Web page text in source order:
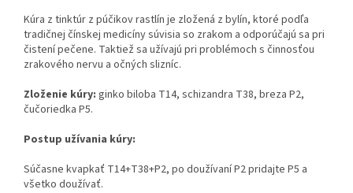
Kúra z tinktúr z púčikov rastlín je zložená z bylín, ktoré podľa
tradičnej čínskej medicíny súvisia so zrakom a odporúčajú sa pri
čistení pečene. Taktiež sa užívajú pri problémoch s činnosťou
zrakového nervu a očných slizníc.
Zloženie kúry: ginko biloba T14, schizandra T38, breza P2,
čučoriedka P5.
Postup užívania kúry:
Súčasne kvapkať T14+T38+P2, po doužívaní P2 pridajte P5 a
všetko doužívať.